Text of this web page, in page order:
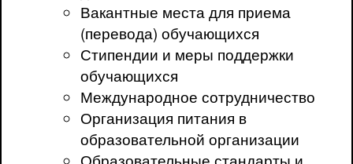
Вакантные места для приема
(перевода) обучающихся
Стипендии и меры поддержки
обучающихся
Международное сотрудничество
Организация питания в
образовательной организации
Образовательные стандарты и